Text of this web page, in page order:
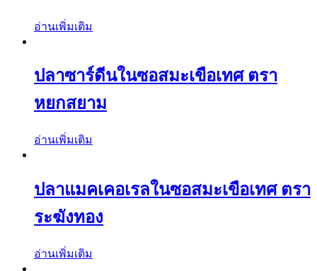
อ่านเพิ่มเติม
ปลาซาร์ดีนในซอสมะเขือเทศ ตรา
หยกสยาม
อ่านเพิ่มเติม
ปลาแมคเคอเรลในซอสมะเขือเทศ ตรา
ระฆังทอง
อ่านเพิ่มเติม